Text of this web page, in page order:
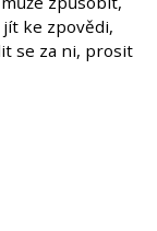
ke zpovědi,
se za ni, prosit